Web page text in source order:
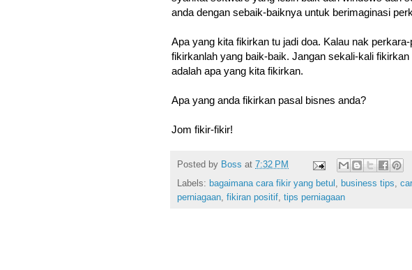
anda dengan sebaik-baiknya untuk berimaginasi
Apa yang kita fikirkan tu jadi doa. Kalau nak
fikirkanlah yang baik-baik. Jangan sekali-kali
adalah apa yang kita fikirkan.
Apa yang anda fikirkan pasal bisnes anda?
Jom fikir-fikir!
Posted by Boss at 7:32 PM
Labels: bagaimana cara fikir yang betul , business tips,
perniagaan, fikiran positif, tips perniagaan